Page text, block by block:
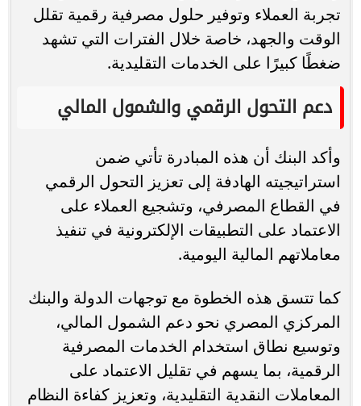
تجربة العملاء وتوفير حلول مصرفية رقمية تقلل
الوقت والجهد، خاصة خلال الفترات التي تشهد
ضغطًا كبيرًا على الخدمات التقليدية.
دعم التحول الرقمي والشمول المالي
وأكد البنك أن هذه المبادرة تأتي ضمن
استراتيجيته الهادفة إلى تعزيز التحول الرقمي
في القطاع المصرفي، وتشجيع العملاء على
الاعتماد على التطبيقات الإلكترونية في تنفيذ
معاملاتهم المالية اليومية.
كما تتسق هذه الخطوة مع توجهات الدولة والبنك
المركزي المصري نحو دعم الشمول المالي،
وتوسيع نطاق استخدام الخدمات المصرفية
الرقمية، بما يسهم في تقليل الاعتماد على
المعاملات النقدية التقليدية، وتعزيز كفاءة النظام